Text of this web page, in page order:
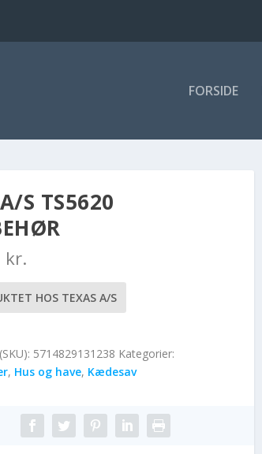
FORSIDE
S TS5620
kr.
HOS TEXAS A/S
5714829131238 Kategorier:
, Hus og have, Kædesav